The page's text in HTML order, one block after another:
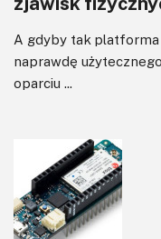
A gdyby tak platforma
naprawdę
oparciu ...